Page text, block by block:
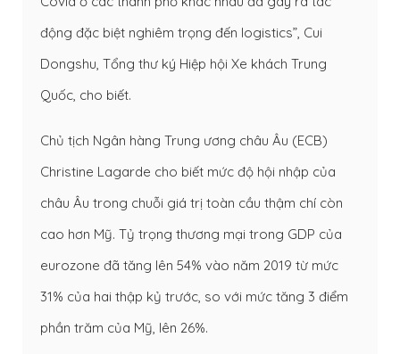
động đặc biệt nghiêm trọng đến logistics”, Cui
Dongshu, Tổng thư ký Hiệp hội Xe khách Trung
Quốc, cho biết.
Chủ tịch Ngân hàng Trung ương châu Âu (ECB)
Christine Lagarde cho biết mức độ hội nhập của
châu Âu trong chuỗi giá trị toàn cầu thậm chí còn
cao hơn Mỹ. Tỷ trọng thương mại trong GDP của
eurozone đã tăng lên 54% vào năm 2019 từ mức
31% của hai thập kỷ trước, so với mức tăng 3 điểm
phần trăm của Mỹ, lên 26%.